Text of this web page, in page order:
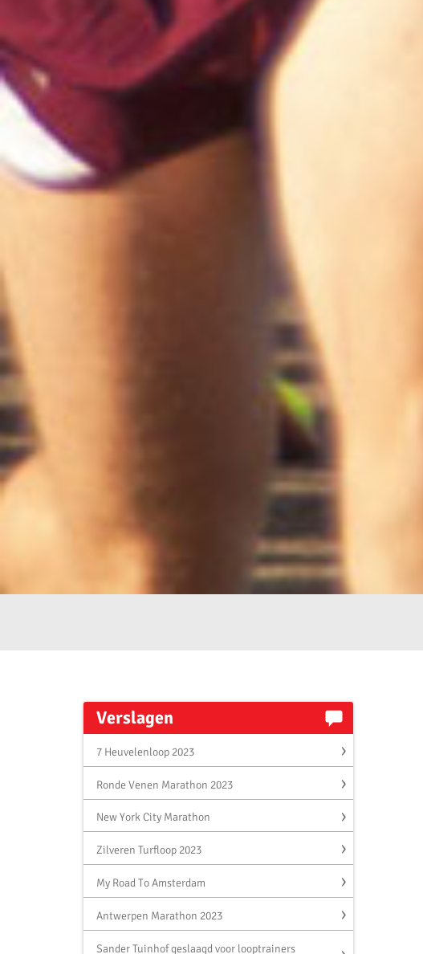
Verslagen
7 Heuvelenloop 2023
Ronde Venen Marathon 2023
New York City Marathon
Zilveren Turfloop 2023
My Road To Amsterdam
Antwerpen Marathon 2023
Sander Tuinhof geslaagd voor looptrainers